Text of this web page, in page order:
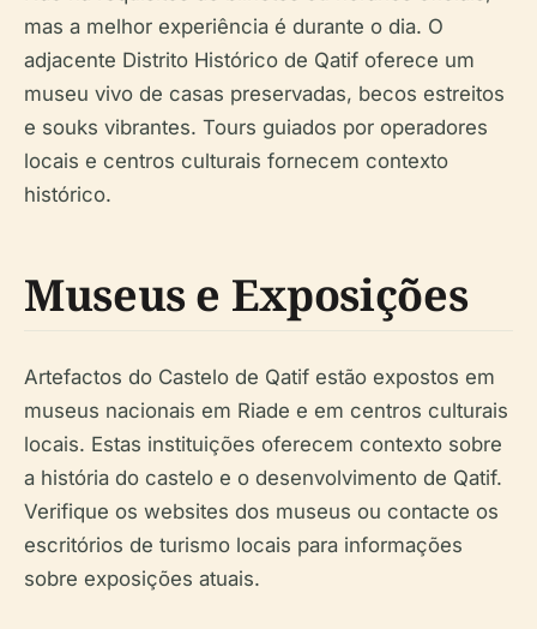
mas a melhor experiência é durante o dia. O
adjacente Distrito Histórico de Qatif oferece um
museu vivo de casas preservadas, becos estreitos
e souks vibrantes. Tours guiados por operadores
locais e centros culturais fornecem contexto
histórico.
Museus e Exposições
Artefactos do Castelo de Qatif estão expostos em
museus nacionais em Riade e em centros culturais
locais. Estas instituições oferecem contexto sobre
a história do castelo e o desenvolvimento de Qatif.
Verifique os websites dos museus ou contacte os
escritórios de turismo locais para informações
sobre exposições atuais.